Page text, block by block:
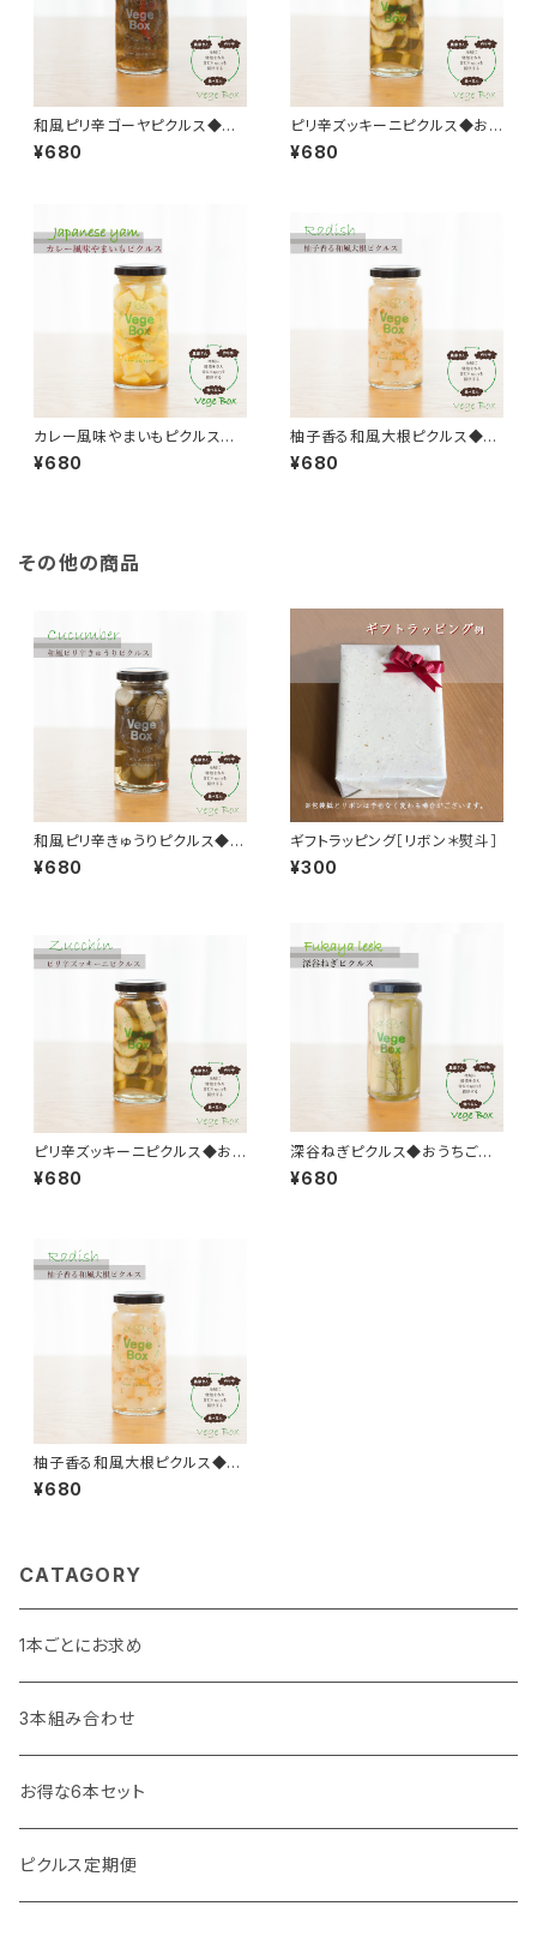
和風ピリ辛ゴーヤピクルス◆お
うちごはん＊ギフト◆
¥680
ピリ辛ズッキーニピクルス◆おう
ちごはん＊ギフト
¥680
カレー風味やまいもピクルス◆
おうちごはん＊ギフト◆
¥680
柚子香る和風大根ピクルス◆お
うちごはん＊ギフト
¥680
その他の商品
和風ピリ辛きゅうりピクルス◆お
うちごはん＊ギフト
¥680
ギフトラッピング［リボン＊熨斗］
¥300
ピリ辛ズッキーニピクルス◆おう
ちごはん＊ギフト
¥680
深谷ねぎピクルス◆おうちごは
ん＊ギフト
¥680
柚子香る和風大根ピクルス◆お
うちごはん＊ギフト
¥680
CATAGORY
1本ごとにお求め
3本組み合わせ
お得な6本セット
ピクルス定期便